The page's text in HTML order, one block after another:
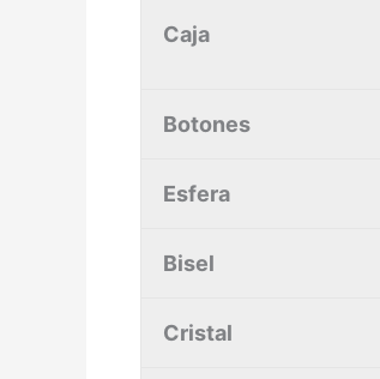
Caja
Botones
Esfera
Bisel
Cristal